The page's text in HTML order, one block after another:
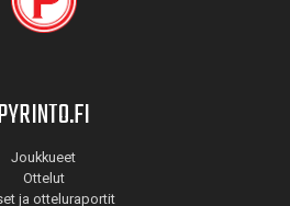
Joukkueet
Ottelut
ja otteluraportit